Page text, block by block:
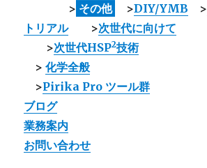
> その他 >DIY/YMB >
トリアル
>次世代に向けて
>次世代HSP2技術
>化学全般
>Pirika Pro ツール群
ブログ
業務案内
お問い合わせ